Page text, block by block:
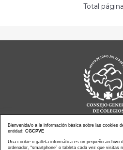
Total
Noticias actualidad
Bienvenida/o a la información básica sobre las cookies
entidad: CGCPVE
Una cookie o galleta informática es un pequeño archivo
ordenador, “smartphone” o tableta cada vez que visitas